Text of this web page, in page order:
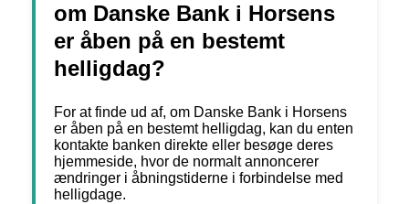
om Danske Bank i Horsens
er åben på en bestemt
helligdag?
For at finde ud af, om Danske Bank i Horsens
er åben på en bestemt helligdag, kan du enten
kontakte banken direkte eller besøge deres
hjemmeside, hvor de normalt annoncerer
ændringer i åbningstiderne i forbindelse med
helligdage.